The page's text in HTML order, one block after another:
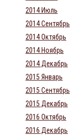
2014 Июль
2014 Сентябрь
2014 Октябрь
2014 Ноябрь
2014 Декабрь
2015 Январь
2015 Сентябрь
2015 Декабрь
2016 Октябрь
2016 Декабрь